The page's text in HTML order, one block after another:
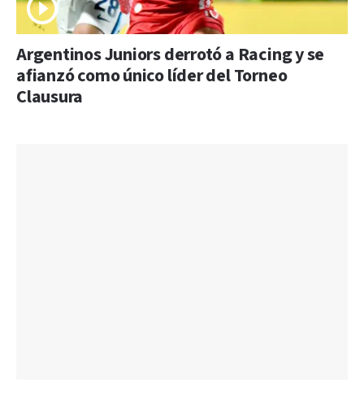
Argentinos Juniors derrotó a Racing y se
afianzó como único líder del Torneo
Clausura